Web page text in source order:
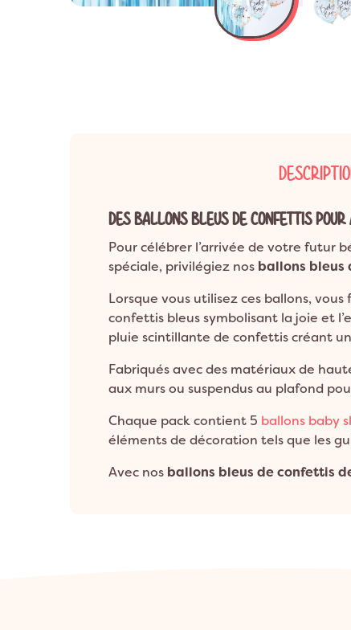
Décoration Années 80 & DiscoAnniversaire 8
Anniversaire 9
Anniversaire 10
DES BALLONS BLEUS DE CONFETTIS
Pour célébrer l’arrivée de votre futur
spéciale, privilégiez nos ballons bleus
Lorsque vous utilisez ces ballons,
confettis bleus symbolisant la joie et
pluie scintillante de confettis créant
Fabriqués avec des matériaux de
aux murs ou suspendus au plafond
Chaque pack contient 5 ballons baby
éléments de décoration tels que les
Avec nos ballons bleus de confettis